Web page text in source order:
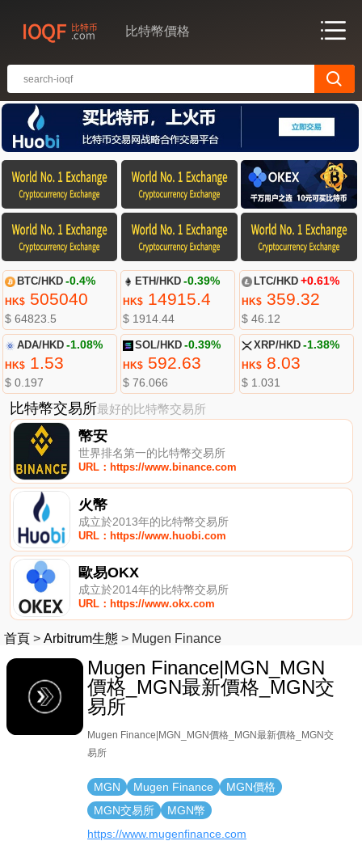
比特幣價格
BTC/HKD -0.4%
HK$505040
$ 64823.5
ETH/HKD -0.39%
HK$ 14915.4
$ 1914.44
LTC/HKD +0.61%
HK$359.32
$ 46.12
ADA/HKD -1.08%
HK$1.53
$ 0.197
SOL/HKD -0.39%
HK$ 592.63
$ 76.066
XRP/HKD -1.38%
HK$8.03
$ 1.031
比特幣交易所最好的比特幣交易所
幣安
世界排名第一的比特幣交易所
URL：https://www.binance.com
火幣
成立於2013年的比特幣交易所
URL：https://www.huobi.com
歐易OKX
成立於2014年的比特幣交易所
URL：https://www.okx.com
首頁 > Arbitrum生態 > Mugen Finance
Mugen Finance|MGN_MGN
價格_MGN最新價格_MGN交
易所
Mugen Finance|MGN_MGN價格_MGN最新價格_MGN交
易所
MGN Mugen Finance
MGN價格
MGN交易所
MGN幣
https://www.mugenfinance.com